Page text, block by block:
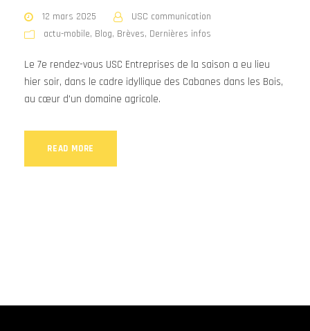
12 mars 2025
USC communication
actu-mobile, Blog, Brèves, Dernières infos
Le 7e rendez-vous USC Entreprises de la saison a eu lieu
hier soir, dans le cadre idyllique des Cabanes dans les Bois,
au cœur d'un domaine agricole.
READ MORE